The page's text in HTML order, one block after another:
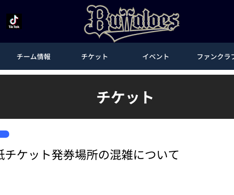
チーム情報 チケット イベント ファンクラ
チケット
チケット発券場所の混雑について